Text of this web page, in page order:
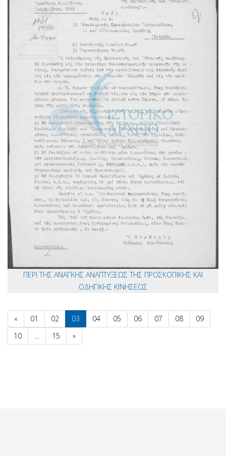
ΠΕΡΙ ΤΗΣ ΑΝΑΓΚΗΣ ΑΝΑΠΤΥΞΕΩΣ ΤΗΣ ΠΡΟΣΚΟΠΙΚΗΣ ΚΑΙ
ΟΔΗΓΙΚΗΣ ΚΙΝΗΣΕΩΣ
« 01 02 03 04 05 06 07 08
09
10
… 15 »